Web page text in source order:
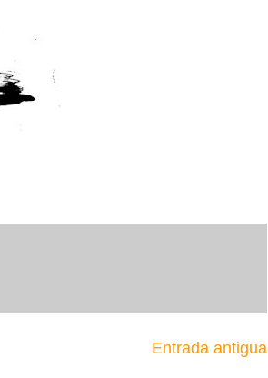
Entrada antigua